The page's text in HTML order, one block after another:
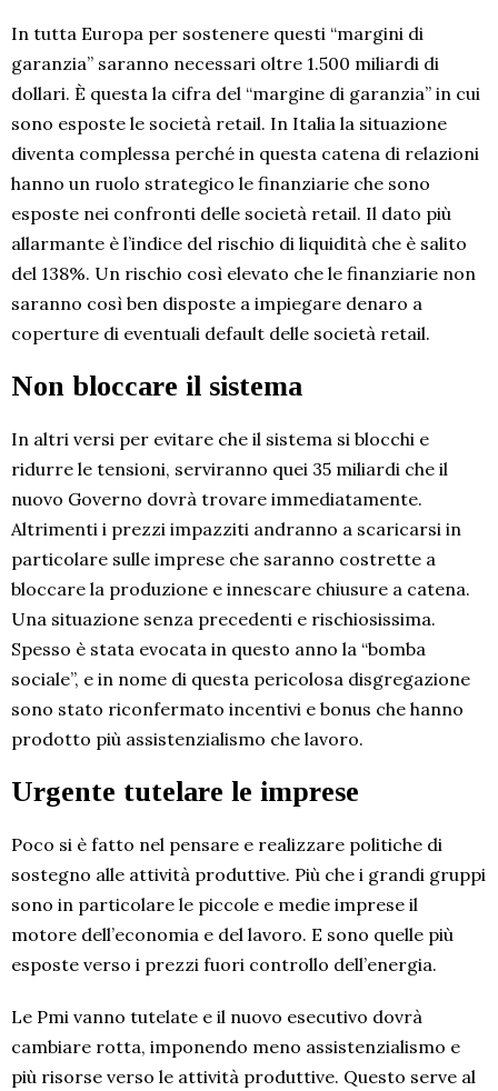
In tutta Europa per sostenere questi “margini di
garanzia” saranno necessari oltre 1.500 miliardi di
dollari. È questa la cifra del “margine di garanzia” in cui
sono esposte le società retail. In Italia la situazione
diventa complessa perché in questa catena di relazioni
hanno un ruolo strategico le finanziarie che sono
esposte nei confronti delle società retail. Il dato più
allarmante è l’indice del rischio di liquidità che è salito
del 138%. Un rischio così elevato che le finanziarie non
saranno così ben disposte a impiegare denaro a
coperture di eventuali default delle società retail.
Non bloccare il sistema
In altri versi per evitare che il sistema si blocchi e
ridurre le tensioni, serviranno quei 35 miliardi che il
nuovo Governo dovrà trovare immediatamente.
Altrimenti i prezzi impazziti andranno a scaricarsi in
particolare sulle imprese che saranno costrette a
bloccare la produzione e innescare chiusure a catena.
Una situazione senza precedenti e rischiosissima.
Spesso è stata evocata in questo anno la “bomba
sociale”, e in nome di questa pericolosa disgregazione
sono stato riconfermato incentivi e bonus che hanno
prodotto più assistenzialismo che lavoro.
Urgente tutelare le imprese
Poco si è fatto nel pensare e realizzare politiche di
sostegno alle attività produttive. Più che i grandi gruppi
sono in particolare le piccole e medie imprese il
motore dell’economia e del lavoro. E sono quelle più
esposte verso i prezzi fuori controllo dell’energia.
Le Pmi vanno tutelate e il nuovo esecutivo dovrà
cambiare rotta, imponendo meno assistenzialismo e
più risorse verso le attività produttive. Questo serve al